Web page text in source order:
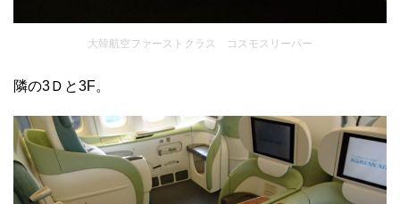
大韓航空ファーストクラス コスモスリーパー
隣の3Ｄと3F。